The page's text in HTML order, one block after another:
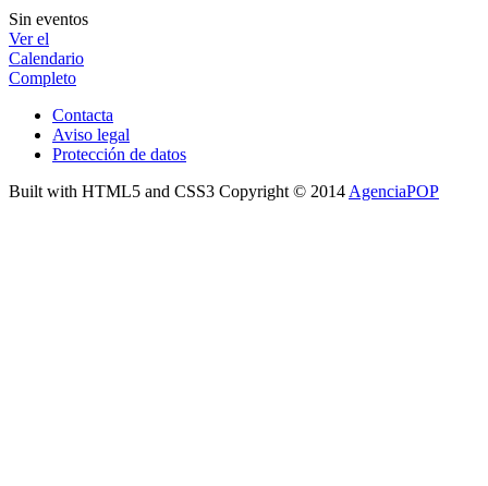
Sin eventos
Ver el
Calendario
Completo
Contacta
Aviso legal
Protección de datos
Built with HTML5 and CSS3 Copyright © 2014 AgenciaPOP